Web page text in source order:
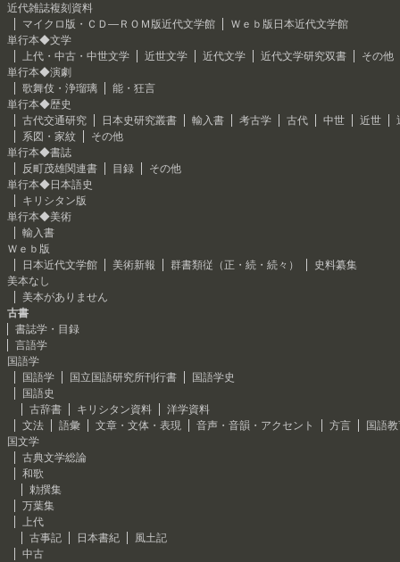
近代雑誌複刻資料
マイクロ版・ＣＤ―ＲＯＭ版近代文学館
Ｗｅｂ版日本近代文学館
単行本◆文学
上代・中古・中世文学
近世文学 近代文学 近代文学研究双書
その他
単行本◆演劇
歌舞伎・浄瑠璃
能・狂言
単行本◆歴史
古代交通研究
日本史研究叢書 輸入書 考古学 古代 中世 近世
系図・家紋
その他
単行本◆書誌
反町茂雄関連書
目録
その他
単行本◆日本語史
キリシタン版
単行本◆美術
輸入書
Ｗｅｂ版
日本近代文学館
美術新報 群書類従（正・続・続々）
史料纂集
美本なし
美本がありません
古書
書誌学・目録
言語学
国語学
国語学
国立国語研究所刊行書
国語学史
国語史
古辞書
キリシタン資料
洋学資料
文法
語彙 文章・文体・表現 音声・音韻・アクセント 方言
国語
国文学
古典文学総論
和歌
勅撰集
万葉集
上代
古事記
日本書紀
風土記
中古